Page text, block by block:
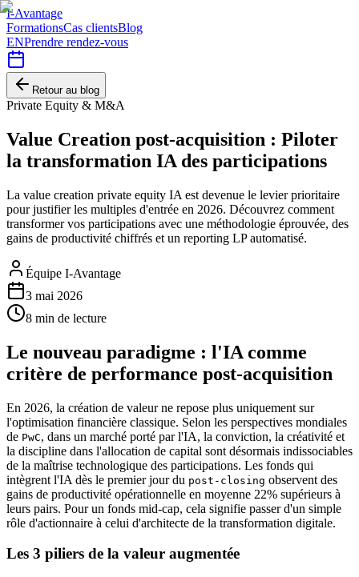
I-Avantage
FormationsCas clientsBlog
ENPrendre rendez-vous
Retour au blog
Private Equity & M&A
Value Creation post-acquisition : Piloter
la transformation IA des participations
La value creation private equity IA est devenue le levier prioritaire
pour justifier les multiples d'entrée en 2026. Découvrez comment
transformer vos participations avec une méthodologie éprouvée, des
gains de productivité chiffrés et un reporting LP automatisé.
Équipe I-Avantage
3 mai 2026
8 min de lecture
Le nouveau paradigme : l'IA comme
critère de performance post-acquisition
En 2026, la création de valeur ne repose plus uniquement sur
l'optimisation financière classique. Selon les perspectives mondiales
de PwC, dans un marché porté par l'IA, la conviction, la créativité et
la discipline dans l'allocation de capital sont désormais indissociables
de la maîtrise technologique des participations. Les fonds qui
intègrent l'IA dès le premier jour du post-closing observent des
gains de productivité opérationnelle en moyenne 22% supérieurs à
leurs pairs. Pour un fonds mid-cap, cela signifie passer d'un simple
rôle d'actionnaire à celui d'architecte de la transformation digitale.
Les 3 piliers de la valeur augmentée